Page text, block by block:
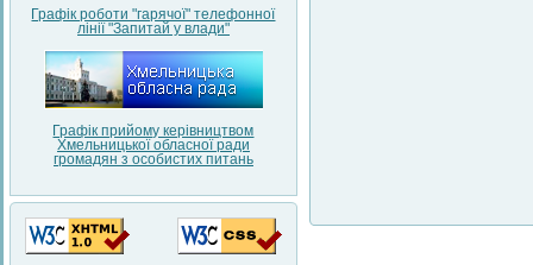
Графік роботи "гарячої" телефонної
лінії "Запитай у влади"
Графік прийому керівництвом
Хмельницької обласної ради
громадян з особистих питань